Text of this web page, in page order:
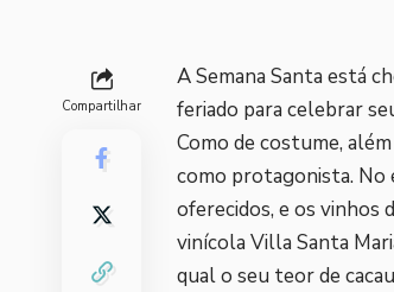
Compartilhar
A Semana Santa está
feriado para celebrar
Como de costume,
como protagonista. No
oferecidos, e os vinhos
vinícola Villa Santa
qual o seu teor de